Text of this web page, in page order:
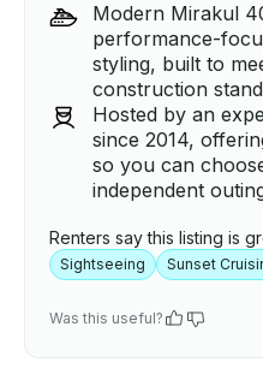
Modern Mirakul
performance-
styling, built to
construction
Hosted by an
since 2014,
so you can
independent
Renters say this listing is
Sightseeing Sunset
Was this useful?